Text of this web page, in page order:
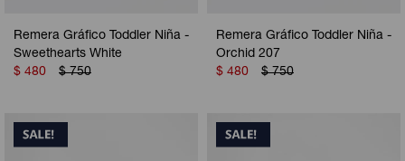
Remera Gráfico Toddler Niña -
Sweethearts White
$ 480 $ 750
Remera Gráfico Toddler Niña -
Orchid 207
$ 480 $ 750